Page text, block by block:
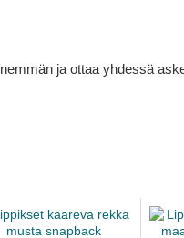
ja ottaa yhdessä